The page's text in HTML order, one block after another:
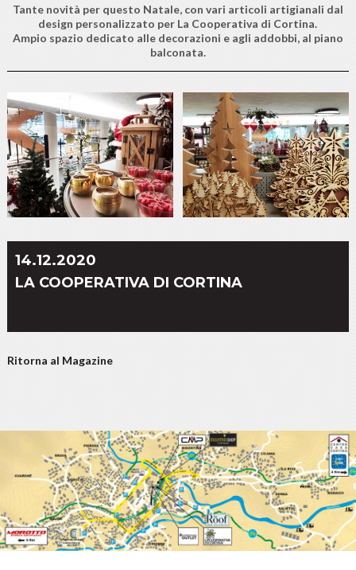
Tante novità per questo Natale, con vari articoli artigianali dal
design personalizzato per La Cooperativa di Cortina.
Ampio spazio dedicato alle decorazioni e agli addobbi, al piano
balconata.
14.12.2020
LA COOPERATIVA DI CORTINA
Ritorna al Magazine